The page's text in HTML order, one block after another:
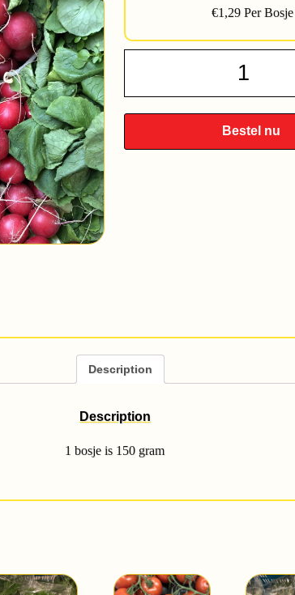
€1,29 Per Bosje
Bestel nu
Description
Description
1 bosje is 150 gram